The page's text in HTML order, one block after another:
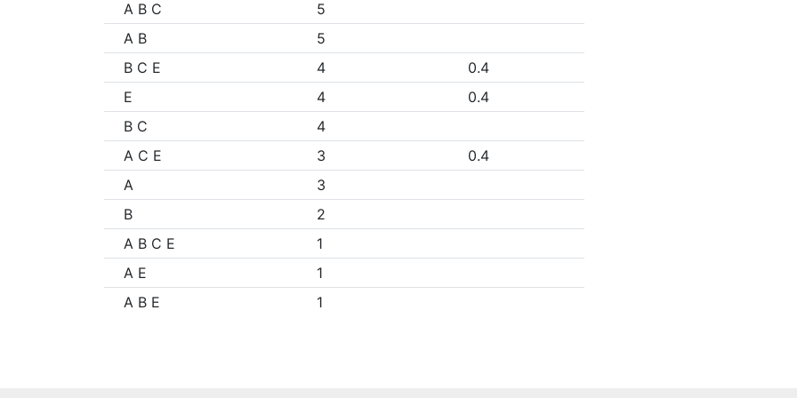
A B C
5
A B
5
B C E
4
0.4
E
4
0.4
B C
4
A C E
3
0.4
A
3
B
2
A B C E
1
A E
1
A B E
1